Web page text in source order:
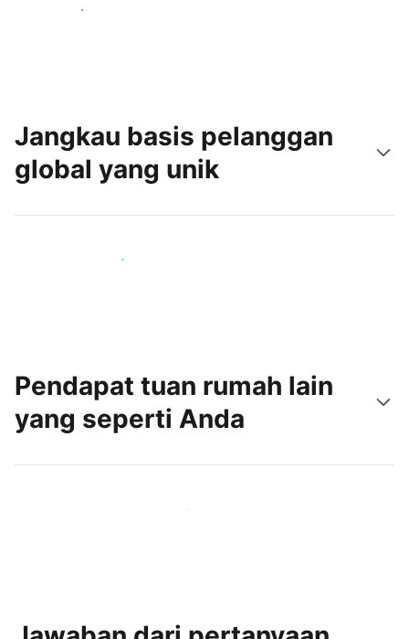
Mulai sekarang
Jangkau basis pelanggan
global yang unik
Jangkau tamu baru hari ini
Pendapat tuan rumah lain
yang seperti Anda
Gabung dengan tuan rumah lain seperti Anda